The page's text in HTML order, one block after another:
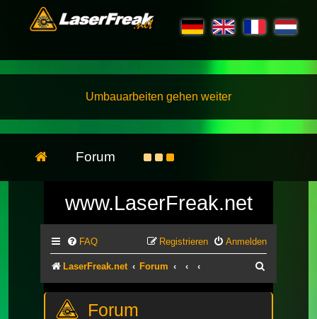
Umbauarbeiten gehen weiter
Forum
www.LaserFreak.net
FAQ Anmelden
Registrieren
LaserFreak.net Forum